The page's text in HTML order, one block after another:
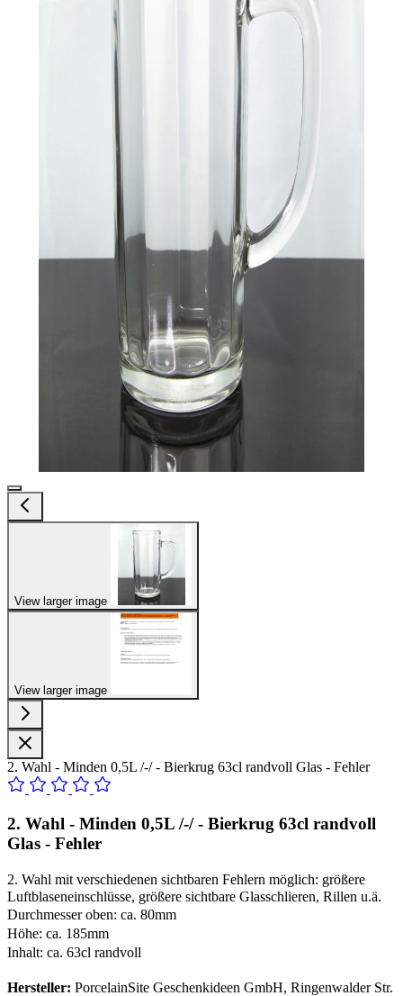
View larger image
View larger image
2. Wahl - Minden 0,5L /-/ - Bierkrug 63cl randvoll Glas - Fehler
2. Wahl - Minden 0,5L /-/ - Bierkrug 63cl randvoll
Glas - Fehler
2. Wahl mit verschiedenen sichtbaren Fehlern möglich: größere
Luftblaseneinschlüsse, größere sichtbare Glasschlieren, Rillen u.ä.
Durchmesser oben: ca. 80mm
Höhe: ca. 185mm
Inhalt: ca. 63cl randvoll
Hersteller: PorcelainSite Geschenkideen GmbH, Ringenwalder Str.